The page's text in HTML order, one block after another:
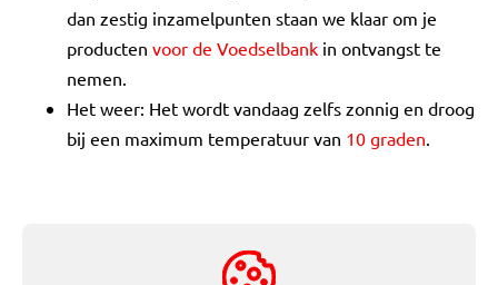
dan zestig inzamelpunten staan we klaar om je
producten voor de Voedselbank in ontvangst te
nemen.
Het weer: Het wordt vandaag zelfs zonnig en droog
bij een maximum temperatuur van 10 graden.